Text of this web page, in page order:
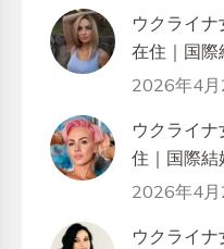
ウクライ
在住｜国際
2026年4月
ウクライ
住｜国際結
2026年4月
ウクライ